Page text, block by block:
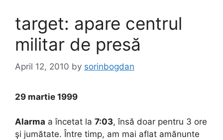
target: apare centrul
militar de presă
April 12, 2010 by sorinbogdan
29 martie 1999
Alarma a încetat la 7:03, însă doar pentru 3 ore
şi jumătate. Între timp, am mai aflat amănunte